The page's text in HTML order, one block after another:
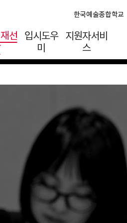
선
입시도우
미
지원자서비
스
한국예술종합학교